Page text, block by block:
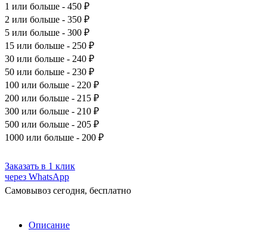
1 или больше - 450 ₽
2 или больше - 350 ₽
5 или больше - 300 ₽
15 или больше - 250 ₽
30 или больше - 240 ₽
50 или больше - 230 ₽
100 или больше - 220 ₽
200 или больше - 215 ₽
300 или больше - 210 ₽
500 или больше - 205 ₽
1000 или больше - 200 ₽
Заказать в 1 клик
через WhatsApp
Самовывоз сегодня, бесплатно
Описание